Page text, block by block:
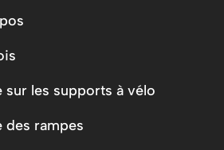
sur les supports à vélo
des rampes